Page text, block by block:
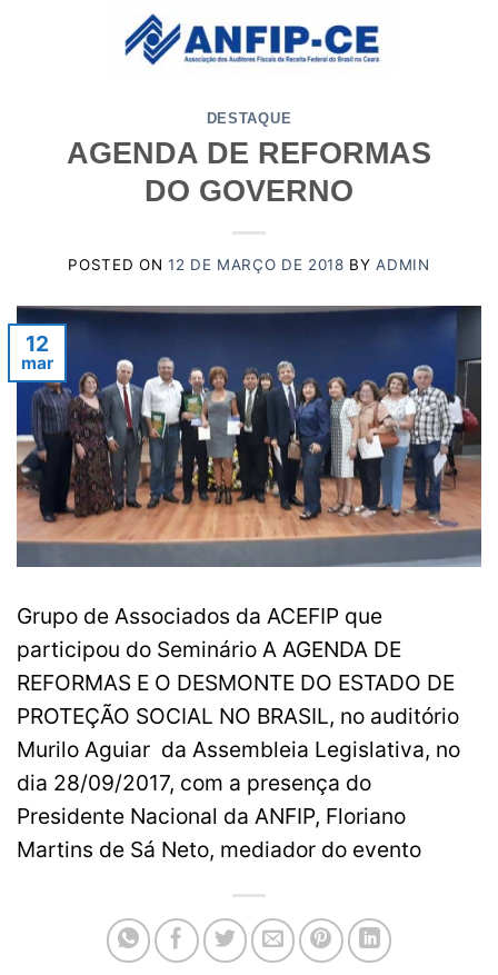
DESTAQUE
AGENDA DE REFORMAS
DO GOVERNO
POSTED ON 12 DE MARÇO DE 2018 BYADMIN
12
mar
Grupo de Associados da ACEFIP que
participou do Seminário A AGENDA DE
REFORMAS E O DESMONTE DO ESTADO DE
PROTEÇÃO SOCIAL NO BRASIL, no auditório
Murilo Aguiar da Assembleia Legislativa, no
dia 28/09/2017, com a presença do
Presidente Nacional da ANFIP, Floriano
Martins de Sá Neto, mediador do evento